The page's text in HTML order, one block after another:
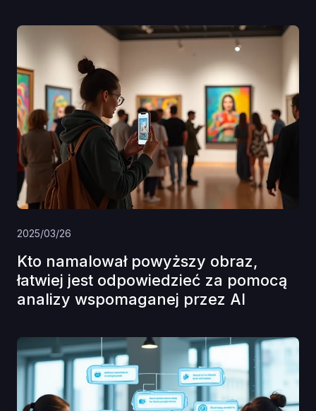
2025/03/26
Kto namalował powyższy obraz,
łatwiej jest odpowiedzieć za pomocą
analizy wspomaganej przez AI